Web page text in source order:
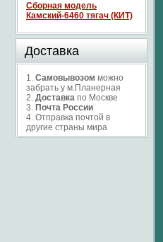
Сборная модель
Камский-6460 тягач (КИТ)
Доставка
1. Самовывозом можно
забрать у м.Планерная
2. Доставка по Москве
3. Почта России
4. Отправка почтой в
другие страны мира